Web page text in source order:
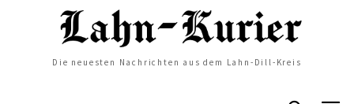
Die neuesten Nachrichten aus dem Lahn-Dill-Kreis